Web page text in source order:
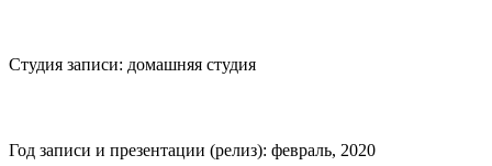
Студия записи: домашняя студия
Год записи и презентации (релиз): февраль, 2020